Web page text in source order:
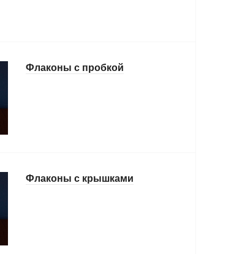
Флаконы с пробкой
Флаконы с крышками